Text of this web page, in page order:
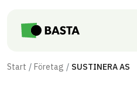
Start Företag SUSTINERA AS